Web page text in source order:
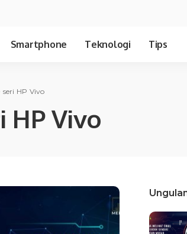
Smartphone Teknologi Tips
seri HP Vivo
HP Vivo